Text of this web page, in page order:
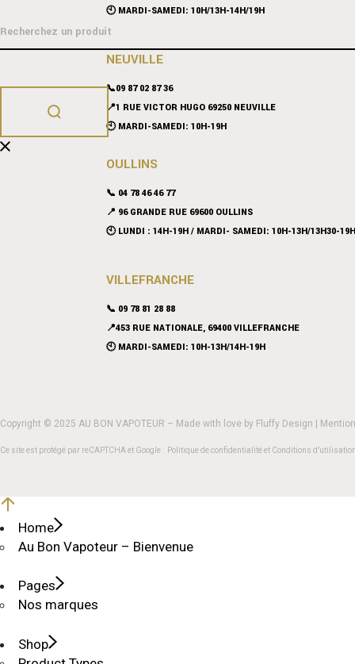
🕙 MARDI-SAMEDI: 10H/13H-14H/19H
NEUVILLE
📞09 87 02 87 36
📍1 RUE VICTOR HUGO 69250 NEUVILLE
🕙 MARDI-SAMEDI: 10H-19H
OULLINS
📞 04 78 46 46 77
📍 96 GRANDE RUE 69600 OULLINS
🕙 LUNDI : 14H-19H / MARDI- SAMEDI: 10H-13H/13H30-
VILLEFRANCHE
📞 09 78 81 28 88
📍453 RUE NATIONALE, 69400 VILLEFRANCHE
🕙 MARDI-SAMEDI: 10H-13H/14H-19H
Copyright © 2025 AU BON VAPOTEUR – Made with love by Fluffy Design
Ce site est protégé par reCAPTCHA et Google : Politique de confidentialitéet Conditions
Home
Au Bon Vapoteur – Bienvenue
Pages
Nos marques
Shop